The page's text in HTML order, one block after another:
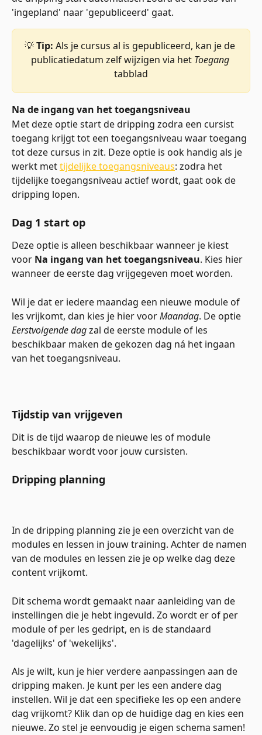
'ingepland' naar 'gepubliceerd' gaat.
💡 Tip: Als je cursus al is gepubliceerd, kan je de
publicatiedatum zelf wijzigen via het Toegang
tabblad
Na de ingang van het toegangsniveau
Met deze optie start de dripping zodra een cursist
toegang krijgt tot een toegangsniveau waar toegang
tot deze cursus in zit. Deze optie is ook handig als je
werkt met tijdelijke toegangsniveaus: zodra het
tijdelijke toegangsniveau actief wordt, gaat ook de
dripping lopen.
Dag 1 start op
Deze optie is alleen beschikbaar wanneer je kiest
voor Na ingang van het toegangsniveau. Kies hier
wanneer de eerste dag vrijgegeven moet worden.
Wil je dat er iedere maandag een nieuwe module of
les vrijkomt, dan kies je hier voor Maandag. De optie
Eerstvolgende dag zal de eerste module of les
beschikbaar maken de gekozen dag ná het ingaan
van het toegangsniveau.
Tijdstip van vrijgeven
Dit is de tijd waarop de nieuwe les of module
beschikbaar wordt voor jouw cursisten.
Dripping planning
In de dripping planning zie je een overzicht van de
modules en lessen in jouw training. Achter de namen
van de modules en lessen zie je op welke dag deze
content vrijkomt.
Dit schema wordt gemaakt naar aanleiding van de
instellingen die je hebt ingevuld. Zo wordt er of per
module of per les gedript, en is de standaard
'dagelijks' of 'wekelijks'.
Als je wilt, kun je hier verdere aanpassingen aan de
dripping maken. Je kunt per les een andere dag
instellen. Wil je dat een specifieke les op een andere
dag vrijkomt? Klik dan op de huidige dag en kies een
nieuwe. Zo stel je eenvoudig je eigen schema samen!